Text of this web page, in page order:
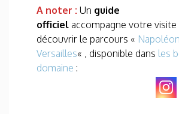
A noter : Un guide
officiel accompagne votre
découvrir le parcours «
Versailles« , disponible dans les
domaine :